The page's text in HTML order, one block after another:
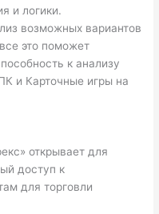
и логики.
возможных вариантов
это поможет
к анализу
и Карточные игры на
открывает для
доступ к
для торговли